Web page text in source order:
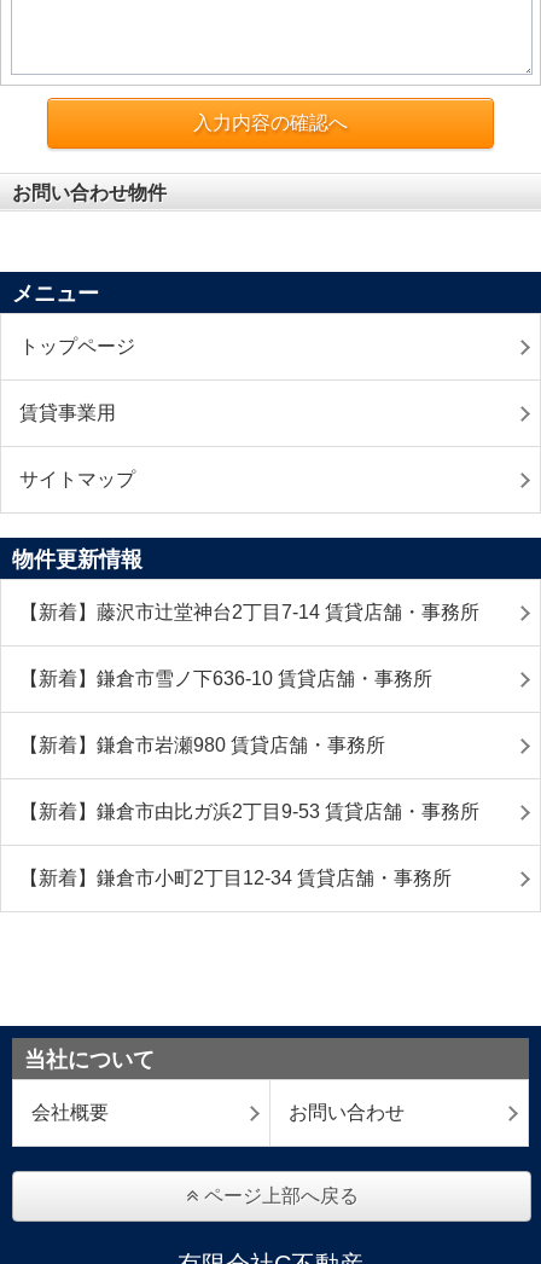
入力内容の確認へ
お問い合わせ物件
メニュー
トップページ
賃貸事業用
サイトマップ
物件更新情報
【新着】藤沢市辻堂神台2丁目7-14 賃貸店舗・事務所
【新着】鎌倉市雪ノ下636-10 賃貸店舗・事務所
【新着】鎌倉市岩瀬980 賃貸店舗・事務所
【新着】鎌倉市由比ガ浜2丁目9-53 賃貸店舗・事務所
【新着】鎌倉市小町2丁目12-34 賃貸店舗・事務所
当社について
会社概要 お問い合わせ
ページ上部へ戻る